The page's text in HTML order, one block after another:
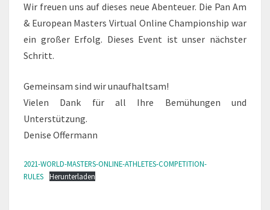
Wir freuen uns auf dieses neue Abenteuer. Die Pan Am
& European Masters Virtual Online Championship war
ein großer Erfolg. Dieses Event ist unser nächster
Schritt.
Gemeinsam sind wir unaufhaltsam!
Vielen Dank für all Ihre Bemühungen und
Unterstützung.
Denise Offermann
2021-WORLD-MASTERS-ONLINE-ATHLETES-COMPETITION-
RULES
Herunterladen